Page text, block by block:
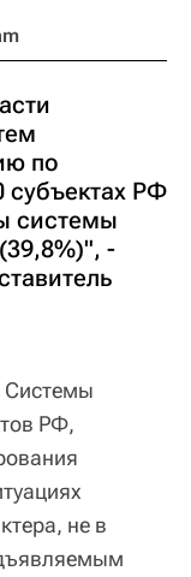
по
субъектах РФ
системы
-
Системы
РФ,
не в